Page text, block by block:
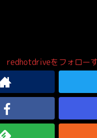
redhotdriveをフォロー